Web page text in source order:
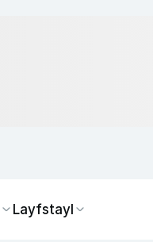
Layfstayl